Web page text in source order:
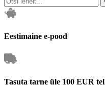
Eestimaine e-pood
Tasuta tarne üle 100 EUR